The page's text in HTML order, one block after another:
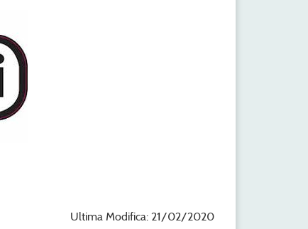
Ultima Modifica: 21/02/2020